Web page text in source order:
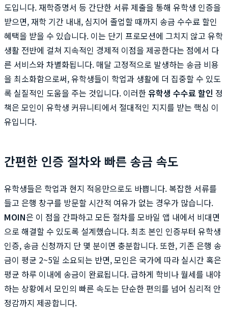
도입니다. 재학증명서 등 간단한 서류 제출을 통해 유학생 인증을
받으면, 재학 기간 내내, 심지어 졸업할 때까지 송금 수수료 할인
혜택을 받을 수 있습니다. 이는 단기 프로모션에 그치지 않고 유학
생활 전반에 걸쳐 지속적인 경제적 이점을 제공한다는 점에서 다
른 서비스와 차별화됩니다. 매달 고정적으로 발생하는 송금 비용
을 최소화함으로써, 유학생들이 학업과 생활에 더 집중할 수 있도
록 실질적인 도움을 주는 것입니다. 이러한유학생 수수료 할인 정
책은 모인이 유학생 커뮤니티에서 절대적인 지지를 받는 핵심 이
유입니다.
간편한 인증 절차와 빠른 송금 속도
유학생들은 학업과 현지 적응만으로도 바쁩니다. 복잡한 서류를
들고 은행 창구를 방문할 시간적 여유가 없는 경우가 많습니다.
MOIN은 이 점을 간파하고 모든 절차를 모바일 앱 내에서 비대면
으로 해결할 수 있도록 설계했습니다. 최초 본인 인증부터 유학생
인증, 송금 신청까지 단 몇 분이면 충분합니다. 또한, 기존 은행 송
금이 평균 2~5일 소요되는 반면, 모인은 국가에 따라 실시간 혹은
평균 하루 이내에 송금이 완료됩니다. 급하게 학비나 월세를 내야
하는 상황에서 모인의 빠른 속도는 단순한 편의를 넘어 심리적 안
정감까지 제공합니다.